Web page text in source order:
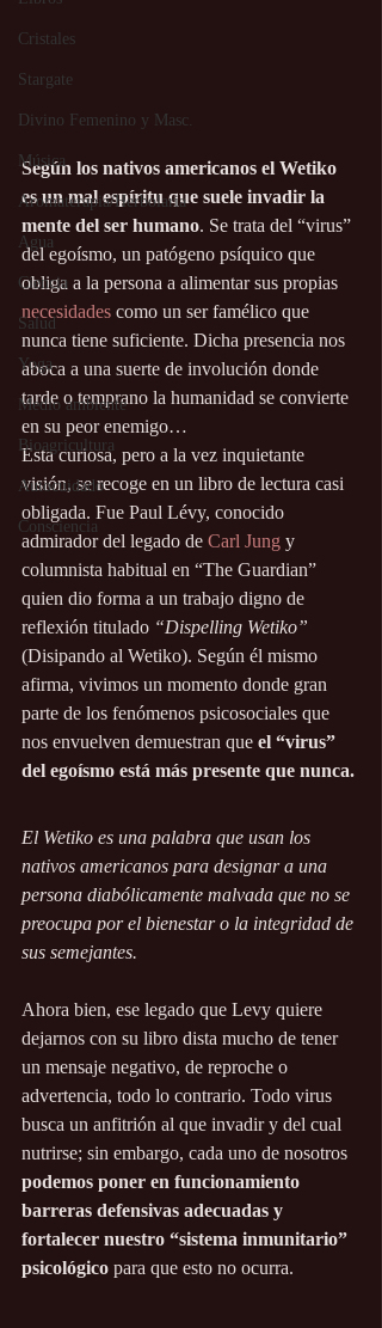
Cristales
Stargate
Divino Femenino y Masc.
Música
Aromaterapia/Herbolaria
Agua
Ciencia
Salud
Yoga
Medio ambiente
Bioagricultura
Autocuidado
Consciencia
Según los nativos americanos el Wetiko
es un mal espíritu que suele invadir la
mente del ser humano. Se trata del “virus”
del egoísmo, un patógeno psíquico que
obliga a la persona a alimentar sus propias
necesidades como un ser famélico que
nunca tiene suficiente. Dicha presencia nos
aboca a una suerte de involución donde
tarde o temprano la humanidad se convierte
en su peor enemigo…
Esta curiosa, pero a la vez inquietante
visión, se recoge en un libro de lectura casi
obligada. Fue Paul Lévy, conocido
admirador del legado de Carl Jung y
columnista habitual en “The Guardian”
quien dio forma a un trabajo digno de
reflexión titulado “Dispelling Wetiko”
(Disipando al Wetiko). Según él mismo
afirma, vivimos un momento donde gran
parte de los fenómenos psicosociales que
nos envuelven demuestran que el “virus”
del egoísmo está más presente que nunca.
El Wetiko es una palabra que usan los
nativos americanos para designar a una
persona diabólicamente malvada que no se
preocupa por el bienestar o la integridad de
sus semejantes.
Ahora bien, ese legado que Levy quiere
dejarnos con su libro dista mucho de tener
un mensaje negativo, de reproche o
advertencia, todo lo contrario. Todo virus
busca un anfitrión al que invadir y del cual
nutrirse; sin embargo, cada uno de nosotros
podemos poner en funcionamiento
barreras defensivas adecuadas y
fortalecer nuestro “sistema inmunitario”
psicológico para que esto no ocurra.